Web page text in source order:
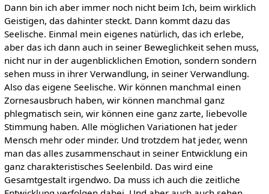
Dann bin ich aber immer noch nicht beim Ich, beim wirklich
Geistigen, das dahinter steckt. Dann kommt dazu das
Seelische. Einmal mein eigenes natürlich, das ich erlebe,
aber das ich dann auch in seiner Beweglichkeit sehen muss,
nicht nur in der augenblicklichen Emotion, sondern sondern
sehen muss in ihrer Verwandlung, in seiner Verwandlung.
Also das eigene Seelische. Wir können manchmal einen
Zornesausbruch haben, wir können manchmal ganz
phlegmatisch sein, wir können eine ganz zarte, liebevolle
Stimmung haben. Alle möglichen Variationen hat jeder
Mensch mehr oder minder. Und trotzdem hat jeder, wenn
man das alles zusammenschaut in seiner Entwicklung ein
ganz charakteristisches Seelenbild. Das wird eine
Gesamtgestalt irgendwo. Da muss ich auch die zeitliche